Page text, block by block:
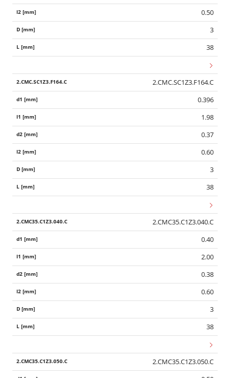
0.50
3
38
2.CMC.SC1Z3.F164.C
0.396
1.98
0.37
0.60
3
38
2.CMC35.C1Z3.040.C
0.40
2.00
0.38
0.60
3
38
2.CMC35.C1Z3.050.C